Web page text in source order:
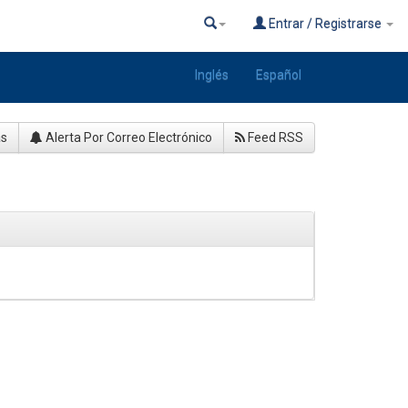
Entrar / Registrarse
Inglés Español
Alerta Por Correo Electrónico Feed RSS